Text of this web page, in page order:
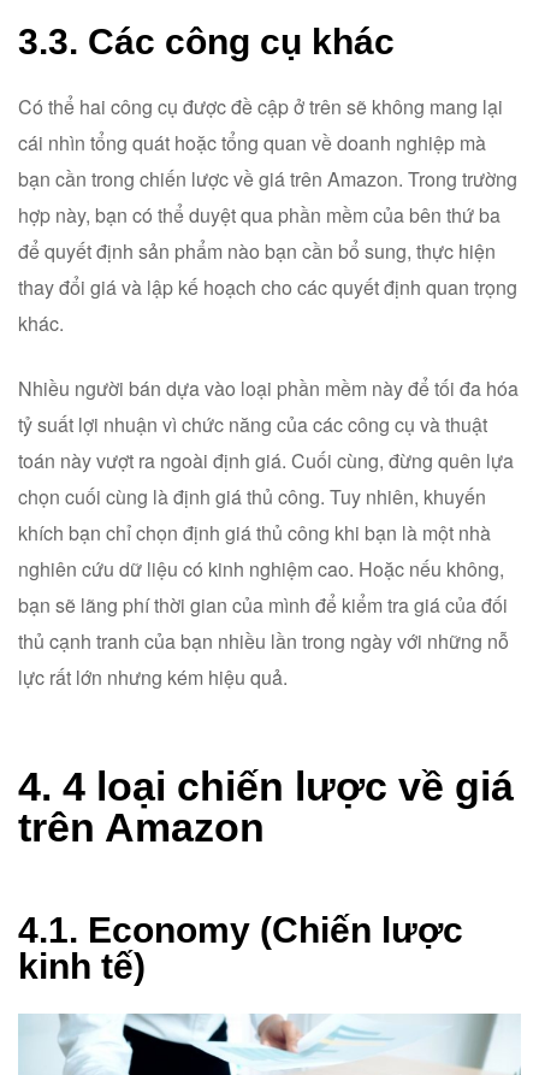
3.3. Các công cụ khác
Có thể hai công cụ được đề cập ở trên sẽ không mang lại
cái nhìn tổng quát hoặc tổng quan về doanh nghiệp mà
bạn cần trong chiến lược về giá trên Amazon. Trong trường
hợp này, bạn có thể duyệt qua phần mềm của bên thứ ba
để quyết định sản phẩm nào bạn cần bổ sung, thực hiện
thay đổi giá và lập kế hoạch cho các quyết định quan trọng
khác.
Nhiều người bán dựa vào loại phần mềm này để tối đa hóa
tỷ suất lợi nhuận vì chức năng của các công cụ và thuật
toán này vượt ra ngoài định giá. Cuối cùng, đừng quên lựa
chọn cuối cùng là định giá thủ công. Tuy nhiên, khuyến
khích bạn chỉ chọn định giá thủ công khi bạn là một nhà
nghiên cứu dữ liệu có kinh nghiệm cao. Hoặc nếu không,
bạn sẽ lãng phí thời gian của mình để kiểm tra giá của đối
thủ cạnh tranh của bạn nhiều lần trong ngày với những nỗ
lực rất lớn nhưng kém hiệu quả.
4. 4 loại chiến lược về giá
trên Amazon
4.1. Economy (Chiến lược
kinh tế)